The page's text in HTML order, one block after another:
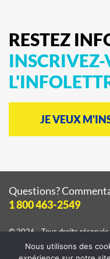
RESTEZ
INSCRIVEZ-
JE VEUX
Questions?
1 800 463-2549
© 2026 - Tous droits réservés
Consulter lapolitique de
Nous utilisons des